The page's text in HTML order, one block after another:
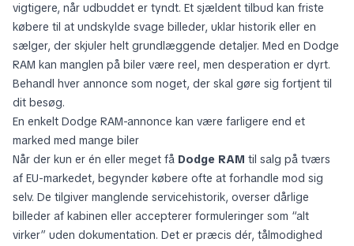
vigtigere, når udbuddet er tyndt. Et sjældent tilbud kan friste
købere til at undskylde svage billeder, uklar historik eller en
sælger, der skjuler helt grundlæggende detaljer. Med en Dodge
RAM kan manglen på biler være reel, men desperation er dyrt.
Behandl hver annonce som noget, der skal gøre sig fortjent til
dit besøg.
En enkelt Dodge RAM-annonce kan være farligere end et
marked med mange biler
Når der kun er én eller meget få Dodge RAM til salg på tværs
af EU-markedet, begynder købere ofte at forhandle mod sig
selv. De tilgiver manglende servicehistorik, overser dårlige
billeder af kabinen eller accepterer formuleringer som “alt
virker” uden dokumentation. Det er præcis dér, tålmodighed